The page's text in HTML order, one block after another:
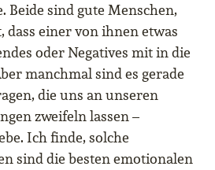
Beide sind gute Menschen,
einer von ihnen etwas
oder Negatives mit in die
manchmal sind es gerade
die uns an unseren
zweifeln lassen –
Ich finde, solche
sind die besten emotionalen